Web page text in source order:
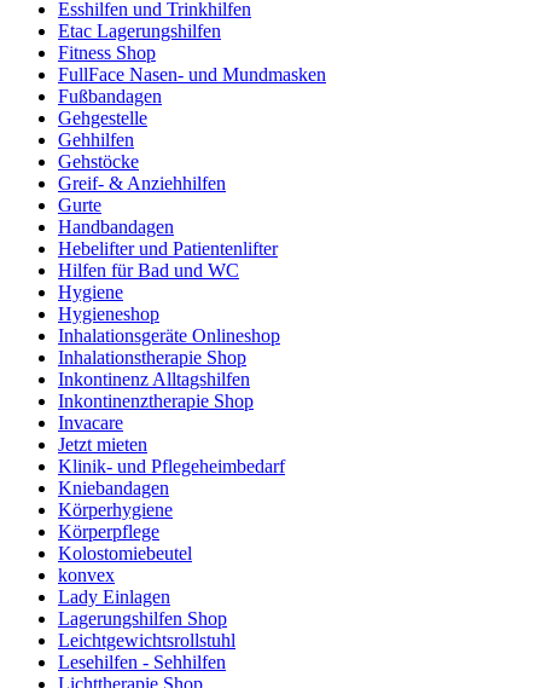
Esshilfen und Trinkhilfen
Etac Lagerungshilfen
Fitness Shop
FullFace Nasen- und Mundmasken
Fußbandagen
Gehgestelle
Gehhilfen
Gehstöcke
Greif- & Anziehhilfen
Gurte
Handbandagen
Hebelifter und Patientenlifter
Hilfen für Bad und WC
Hygiene
Hygieneshop
Inhalationsgeräte Onlineshop
Inhalationstherapie Shop
Inkontinenz Alltagshilfen
Inkontinenztherapie Shop
Invacare
Jetzt mieten
Klinik- und Pflegeheimbedarf
Kniebandagen
Körperhygiene
Körperpflege
Kolostomiebeutel
konvex
Lady Einlagen
Lagerungshilfen Shop
Leichtgewichtsrollstuhl
Lesehilfen - Sehhilfen
Lichttherapie Shop